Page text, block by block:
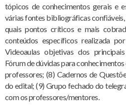
tópicos de conhecimentos gerais e
várias fontes bibliográficas
quais pontos críticos e mais
conteúdos específicos realizada
Videoaulas objetivas dos
Fórum de dúvidas para
professores; (8) Cadernos de
do edital; (9) Grupo fechado do
com os professores/mentores.